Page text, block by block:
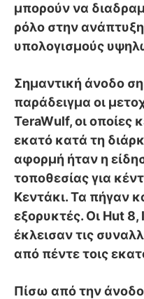
μπορούν να
ρόλο στην
υπολογισμούς
Σημαντική άνοδο
παράδειγμα οι
TeraWulf, οι οποίες
εκατό κατά τη
αφορμή ήταν η
τοποθεσίας για
Κεντάκι. Τα πήγαν
εξορυκτές. Οι Hut 8,
έκλεισαν τις
από πέντε τοις
Πίσω από την άνοδο